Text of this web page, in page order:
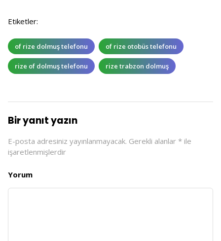
Etiketler:
of rize dolmuş telefonu of rize otobüs telefonu
rize of dolmuş telefonu rize trabzon dolmuş
Bir yanıt yazın
E-posta adresiniz yayınlanmayacak. Gerekli alanlar * ile
işaretlenmişlerdir
Yorum